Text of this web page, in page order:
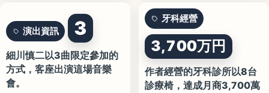
演出資訊 3
細川慎二以3曲限定參加的
方式，客座出演這場音樂
會。
牙科經營
3,700万円
作者經營的牙科診所以8台
診療椅，達成月商3,700萬